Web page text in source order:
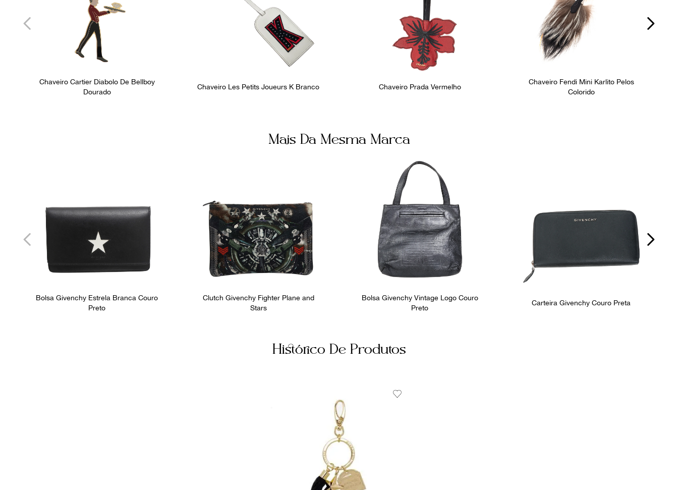
Chaveiro Cartier Diabolo De Bellboy
Dourado
Chaveiro Les Petits Joueurs K Branco Chaveiro Prada Vermelho
Chaveiro Fendi Mini Karlito Pelos
Colorido
Mais Da Mesma Marca
Bolsa Givenchy Estrela Branca Couro
Preto
Clutch Givenchy Fighter Plane and
Stars
Bolsa Givenchy Vintage Logo Couro
Preto
Carteira Givenchy Couro Preta
Histórico De Produtos